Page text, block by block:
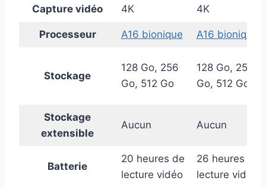
Capture vidéo 4K 4K
Processeur A16 bionique A16 bionique
Stockage
128 Go, 256
Go, 512 Go
128 Go, 256
Go, 512 Go
Stockage
extensible
Aucun Aucun
Batterie
20 heures de
lecture vidéo
26 heures de
lecture vidéo